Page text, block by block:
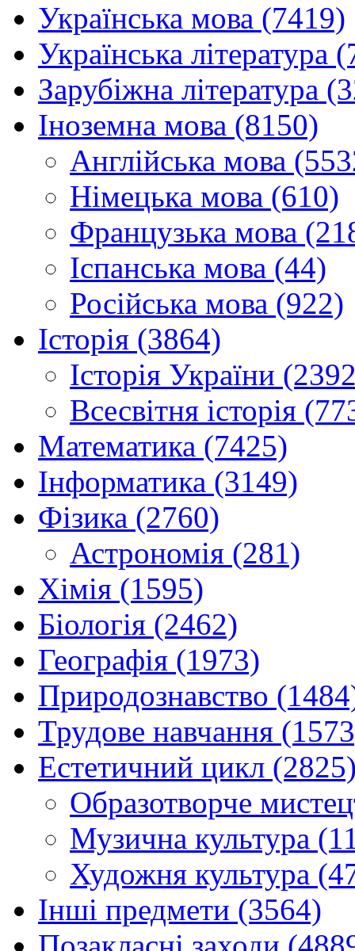
Українська мова (7419)
Українська література
Зарубіжна література
Іноземна мова (8150)
Англійська мова
Німецька мова (610)
Французька мова
Іспанська мова (44)
Російська мова (922)
Історія (3864)
Історія України
Всесвітня історія
Математика (7425)
Інформатика (3149)
Фізика (2760)
Астрономія (281)
Хімія (1595)
Біологія (2462)
Географія (1973)
Природознавство
Трудове навчання
Естетичний цикл
Образотворче
Музична культура
Художня культура
Інші предмети (3564)